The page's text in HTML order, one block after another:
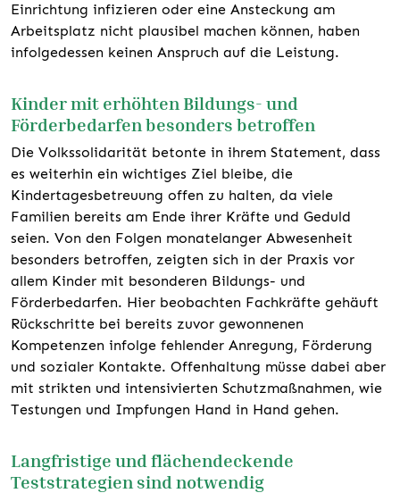
Einrichtung infizieren oder eine Ansteckung am
Arbeitsplatz nicht plausibel machen können, haben
infolgedessen keinen Anspruch auf die Leistung.
Kinder mit erhöhten Bildungs- und
Förderbedarfen besonders betroffen
Die Volkssolidarität betonte in ihrem Statement, dass
es weiterhin ein wichtiges Ziel bleibe, die
Kindertagesbetreuung offen zu halten, da viele
Familien bereits am Ende ihrer Kräfte und Geduld
seien. Von den Folgen monatelanger Abwesenheit
besonders betroffen, zeigten sich in der Praxis vor
allem Kinder mit besonderen Bildungs- und
Förderbedarfen. Hier beobachten Fachkräfte gehäuft
Rückschritte bei bereits zuvor gewonnenen
Kompetenzen infolge fehlender Anregung, Förderung
und sozialer Kontakte. Offenhaltung müsse dabei aber
mit strikten und intensivierten Schutzmaßnahmen, wie
Testungen und Impfungen Hand in Hand gehen.
Langfristige und flächendeckende
Teststrategien sind notwendig